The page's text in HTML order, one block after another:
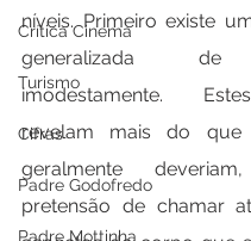
Crítica Cinema
Turismo
Cifras
Padre Godofredo
Padre Mottinha
níveis. Primeiro existe
generalizada de
imodestamente.
revelam mais do que
geralmente
pretensão de chamar